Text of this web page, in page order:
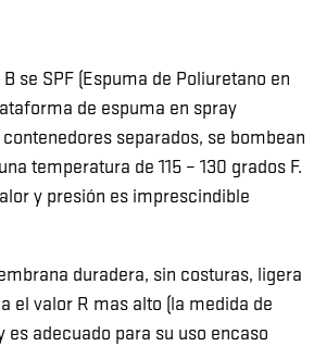
se SPF (Espuma de Poliuretano en
de espuma en spray
separados, se bombean
temperatura de 115 – 130 grados F.
y presión es imprescindible
duradera, sin costuras, ligera
el valor R mas alto (la medida de
adecuado para su uso encaso